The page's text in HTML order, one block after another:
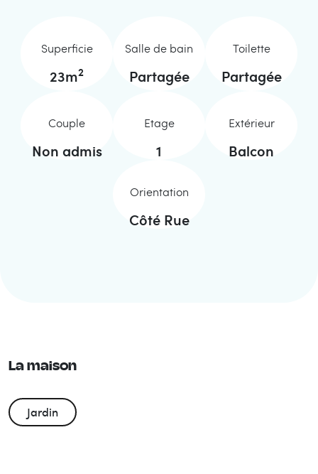
Superficie
23m2
Salle de bain
Partagée
Toilette
Partagée
Couple
Non admis
Etage
1
Extérieur
Balcon
Orientation
Côté Rue
La maison
Jardin